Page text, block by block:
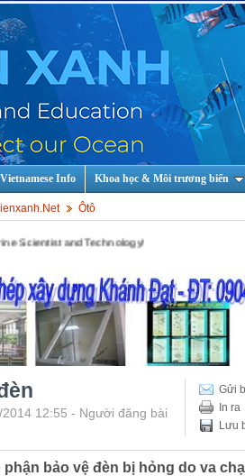
Vietnamese Info Khoa học & Môi trương biển
Ôtô
Technology!
Gửi
In ra
Lưu
12:55 - Người đăng bài
phận bảo vệ đèn bị hỏng do va